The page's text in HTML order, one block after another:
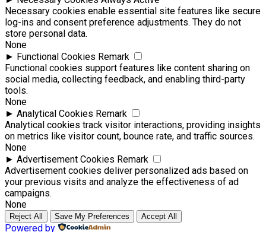
Necessary cookies enable essential site features like secure
log-ins and consent preference adjustments. They do not
store personal data.
None
► Functional Cookies Remark
Functional cookies support features like content sharing on
social media, collecting feedback, and enabling third-party
tools.
None
► Analytical Cookies Remark
Analytical cookies track visitor interactions, providing insights
on metrics like visitor count, bounce rate, and traffic sources.
None
► Advertisement Cookies Remark
Advertisement cookies deliver personalized ads based on
your previous visits and analyze the effectiveness of ad
campaigns.
None
Reject All Save My Preferences Accept All
Powered by